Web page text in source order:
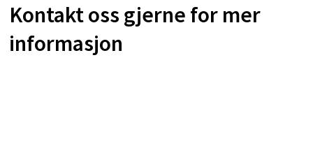
Kontakt oss gjerne for mer
informasjon